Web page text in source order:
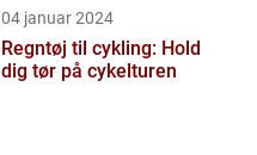
04 januar 2024
Regntøj til cykling: Hold
dig tør på cykelturen